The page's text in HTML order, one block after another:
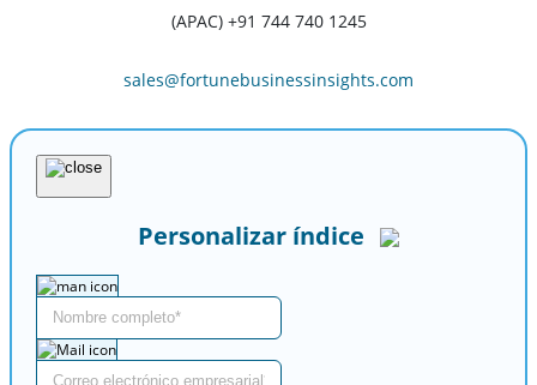
(APAC) +91 744 740 1245
sales@fortunebusinessinsights.com
Personalizar índice